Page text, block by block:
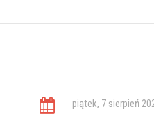
piątek, 7 sierpień